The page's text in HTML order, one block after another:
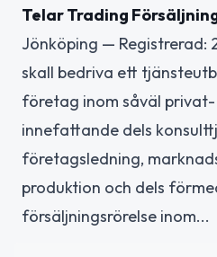
Telar Trading
Jönköping —
skall bedriva ett
företag inom såväl
innefattande dels
företagsledning,
produktion och dels
försäljningsrörelse inom...